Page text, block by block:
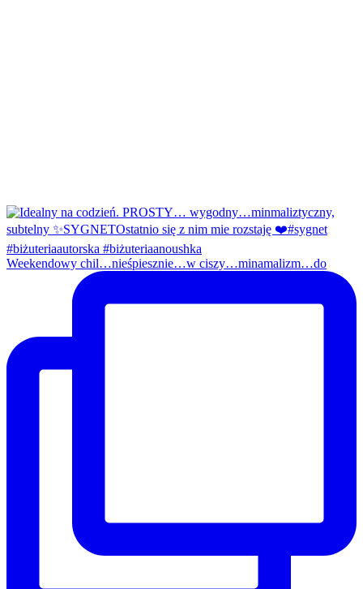
Weekendowy chil…nieśpiesznie…w ciszy…minamalizm…do